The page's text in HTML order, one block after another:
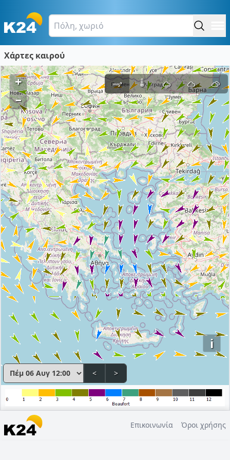
Χάρτες καιρού
i
+
–
< >
Επικοινωνία Όροι χρήσης